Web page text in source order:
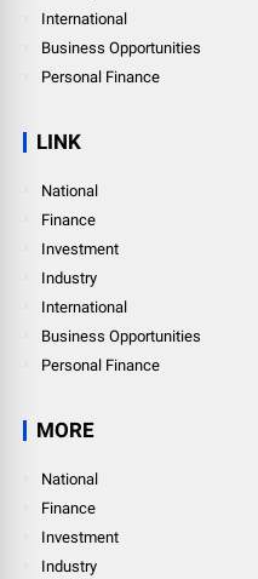
International
Business Opportunities
Personal Finance
LINK
National
Finance
Investment
Industry
International
Business Opportunities
Personal Finance
MORE
National
Finance
Investment
Industry